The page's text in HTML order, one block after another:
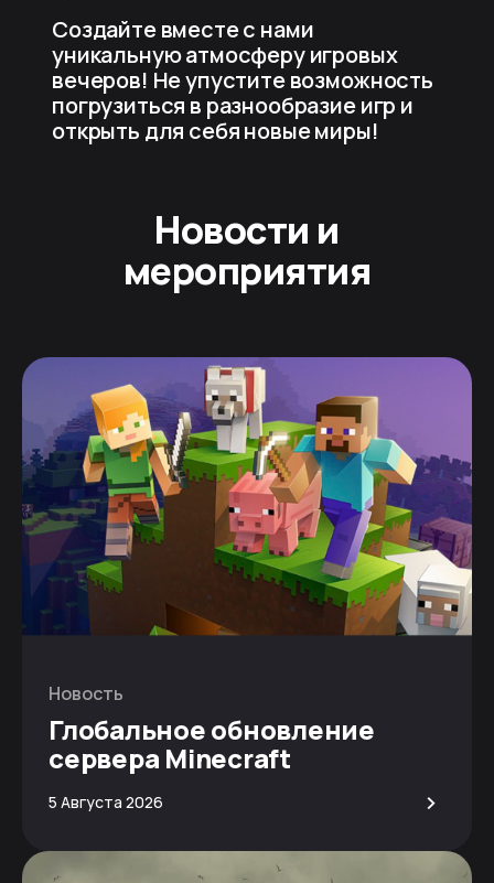
Создайте вместе с нами
уникальную атмосферу игровых
вечеров! Не упустите возможность
погрузиться в разнообразие игр и
открыть для себя новые миры!
Новости и
мероприятия
Новость
Глобальное обновление
сервера Minecraft
5 Августа 2026 >